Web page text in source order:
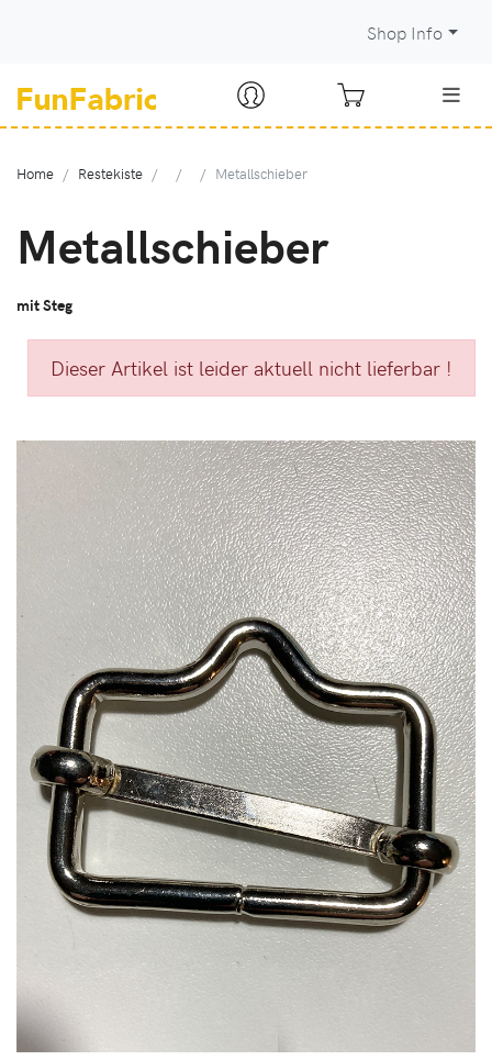
Shop Info
Home Restekiste Metallschieber
Metallschieber
mit Steg
Dieser Artikel ist leider aktuell nicht lieferbar !